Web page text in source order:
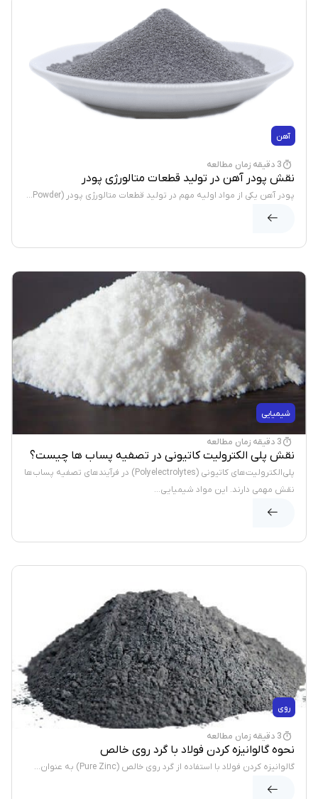
آهن
3 دقیقه زمان مطالعه
نقش پودر آهن در تولید قطعات متالورژی پودر
پودر آهن یکی از مواد اولیه مهم در تولید قطعات متالورژی پودر (Powder...
شیمیایی
3 دقیقه زمان مطالعه
نقش پلی الکترولیت کاتیونی در تصفیه پساب ها چیست؟
پلی‌الکترولیت‌های کاتیونی (Polyelectrolytes) در فرآیندهای تصفیه پساب‌ها
نقش مهمی دارند. این مواد شیمیایی...
روی
3 دقیقه زمان مطالعه
نحوه گالوانیزه کردن فولاد با گرد روی خالص
گالوانیزه کردن فولاد با استفاده از گرد روی خالص (Pure Zinc) به عنوان...